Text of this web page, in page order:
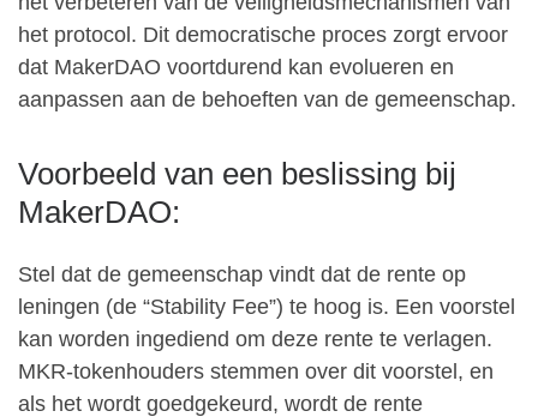
het protocol. Dit democratische proces zorgt ervoor
dat MakerDAO voortdurend kan evolueren en
aanpassen aan de behoeften van de gemeenschap.
Voorbeeld van een beslissing bij
MakerDAO:
Stel dat de gemeenschap vindt dat de rente op
leningen (de “Stability Fee”) te hoog is. Een voorstel
kan worden ingediend om deze rente te verlagen.
MKR-tokenhouders stemmen over dit voorstel, en
als het wordt goedgekeurd, wordt de rente